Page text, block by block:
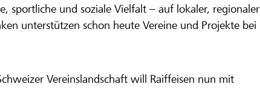
sportliche und soziale Vielfalt – auf lokaler, regionaler
unterstützen schon heute Vereine und Projekte bei
Vereinslandschaft will Raiffeisen nun mit